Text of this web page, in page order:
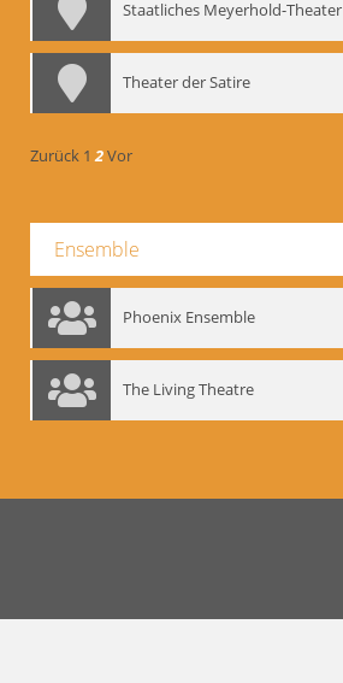
Staatliches Meyerhold-Theater
Theater der Satire
Zurück 1 2Vor
Ensemble
Phoenix Ensemble
The Living Theatre